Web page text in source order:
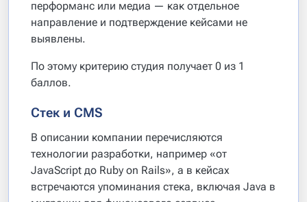
перформанс или медиа — как отдельное
направление и подтверждение кейсами не
выявлены.
По этому критерию студия получает 0 из 1
баллов.
Стек и CMS
В описании компании перечисляются
технологии разработки, например «от
JavaScript до Ruby on Rails», а в кейсах
встречаются упоминания стека, включая Java в